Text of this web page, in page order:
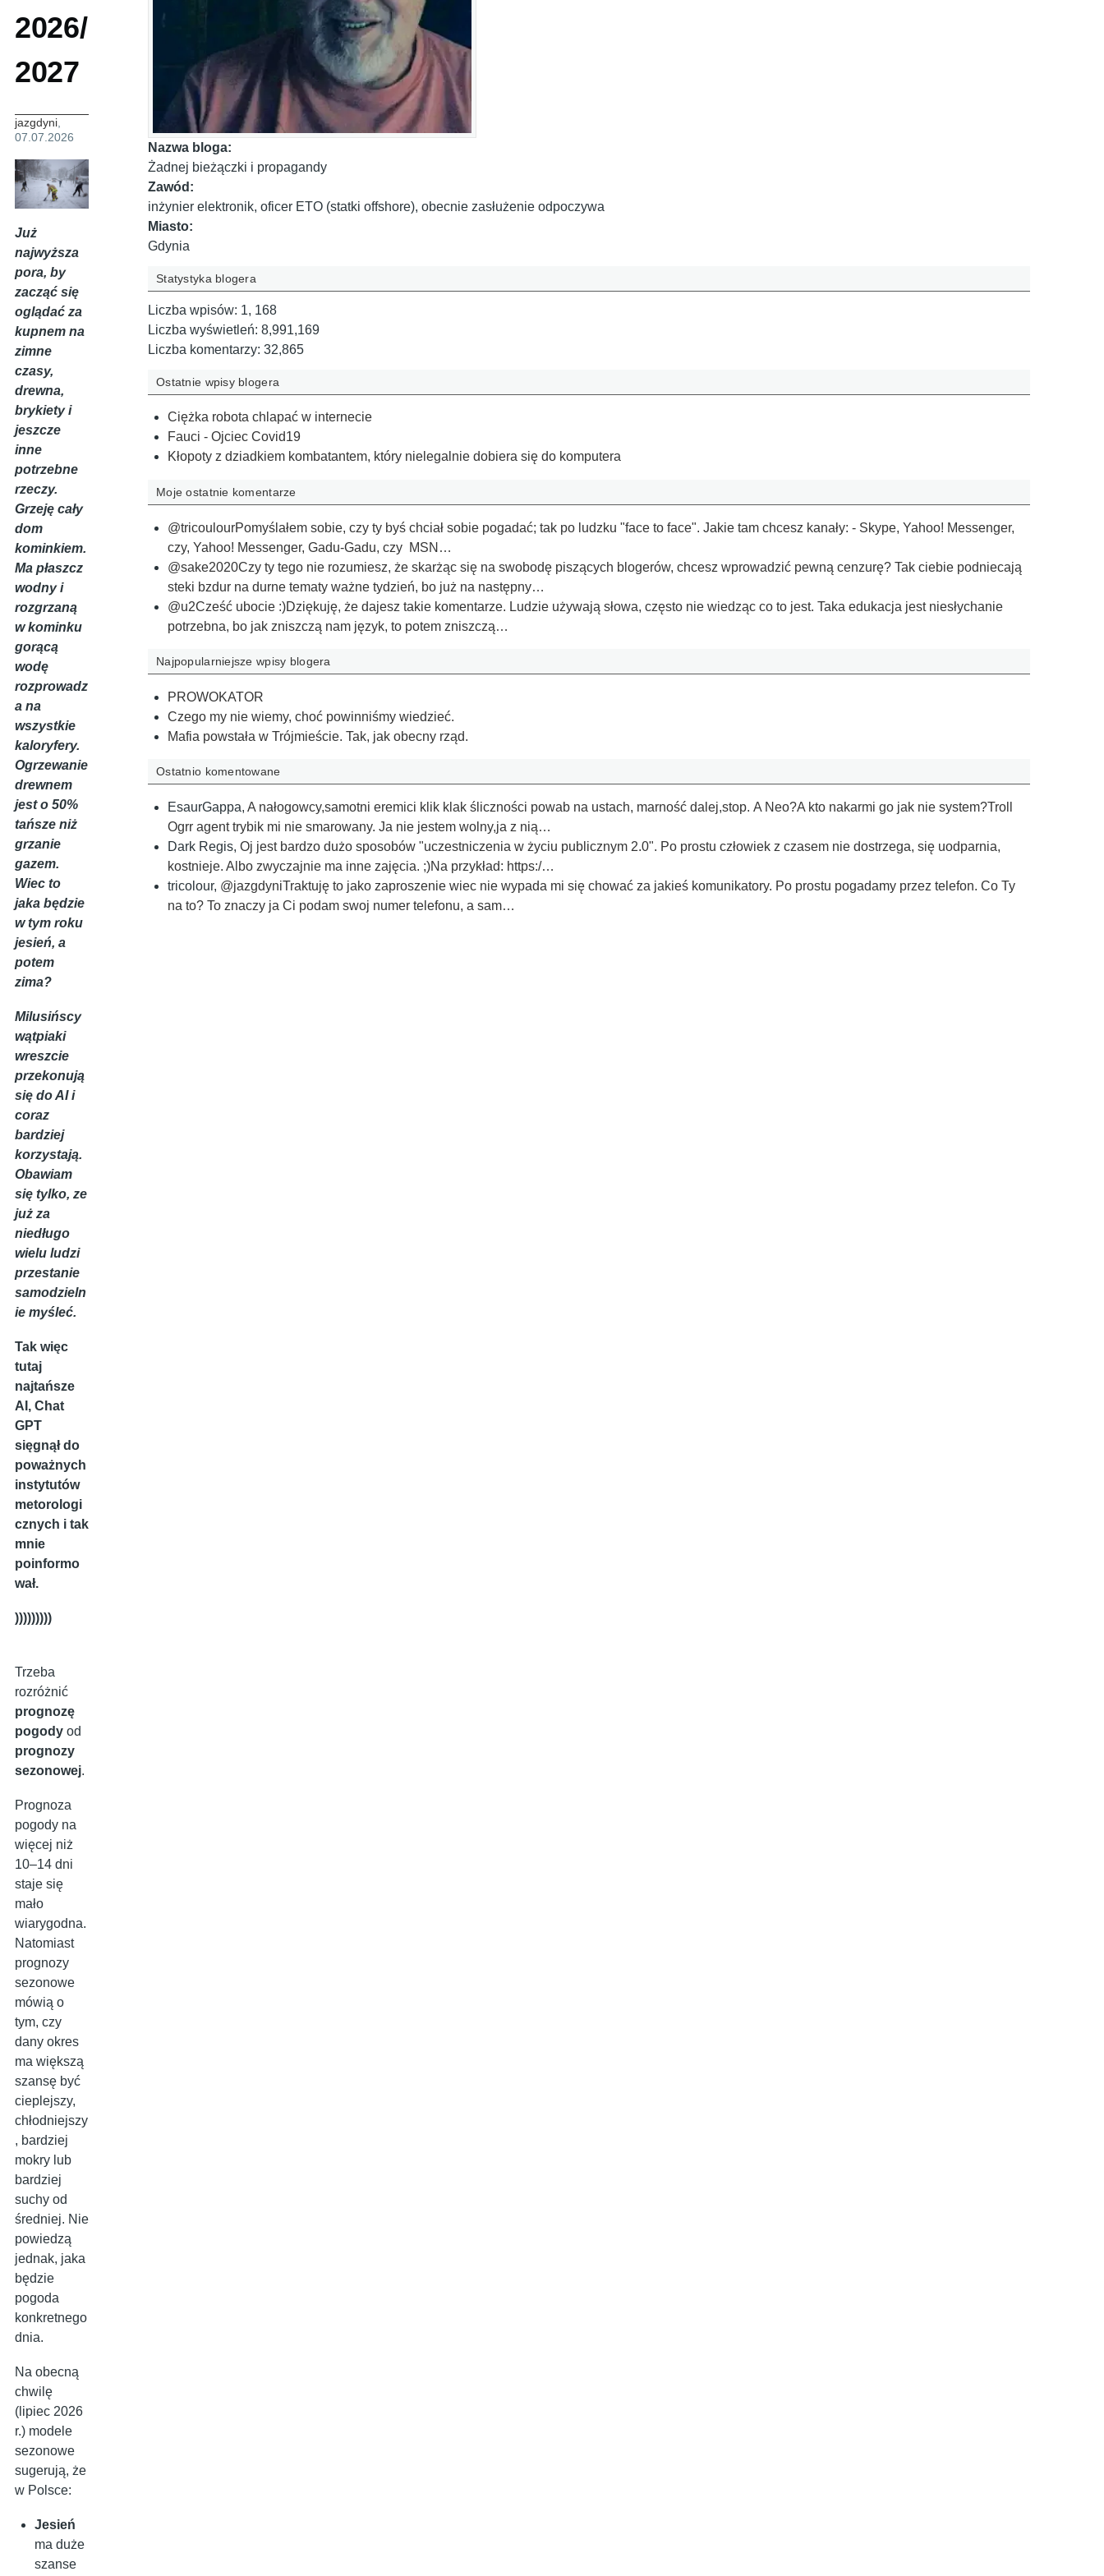
2026/
2027
jazgdyni,
07.07.2026
Już
najwyższa
pora, by
zacząć się
oglądać za
kupnem na
zimne
czasy,
drewna,
brykiety i
jeszcze
inne
potrzebne
rzeczy.
Grzeję cały
dom
kominkiem.
Ma płaszcz
wodny i
rozgrzaną
w kominku
gorącą
wodę
rozprowadz
a na
wszystkie
kaloryfery.
Ogrzewanie
drewnem
jest o 50%
tańsze niż
grzanie
gazem.
Wiec to
jaka będzie
w tym roku
jesień, a
potem
zima?
Milusińscy
wątpiaki
wreszcie
przekonują
się do AI i
coraz
bardziej
korzystają.
Obawiam
się tylko, ze
już za
niedługo
wielu ludzi
przestanie
samodzieln
ie myśleć.
Tak więc
tutaj
najtańsze
AI, Chat
GPT
sięgnął do
poważnych
instytutów
metorologi
cznych i tak
mnie
poinformo
wał.
)))))))))
Trzeba
rozróżnić
prognozę
pogody od
prognozy
sezonowej.
Prognoza
pogody na
więcej niż
10–14 dni
staje się
mało
wiarygodna.
Natomiast
prognozy
sezonowe
mówią o
tym, czy
dany okres
ma większą
szansę być
cieplejszy,
chłodniejszy
, bardziej
mokry lub
bardziej
suchy od
średniej. Nie
powiedzą
jednak, jaka
będzie
pogoda
konkretnego
dnia.
Na obecną
chwilę
(lipiec 2026
r.) modele
sezonowe
sugerują, że
w Polsce:
Jesień
ma duże
szanse
Nazwa bloga:
Żadnej bieżączki i propagandy
Zawód:
inżynier elektronik, oficer ETO (statki offshore), obecnie zasłużenie odpoczywa
Miasto:
Gdynia
Statystyka blogera
Liczba wpisów: 1, 168
Liczba wyświetleń: 8,991,169
Liczba komentarzy: 32,865
Ostatnie wpisy blogera
Ciężka robota chlapać w internecie
Fauci - Ojciec Covid19
Kłopoty z dziadkiem kombatantem, który nielegalnie dobiera się do komputera
Moje ostatnie komentarze
@tricoulourPomyślałem sobie, czy ty byś chciał sobie pogadać; tak po ludzku "face to face". Jakie tam chcesz kanały: - Skype, Yahoo! Messenger,
czy, Yahoo! Messenger, Gadu-Gadu, czy MSN…
@sake2020Czy ty tego nie rozumiesz, że skarżąc się na swobodę piszących blogerów, chcesz wprowadzić pewną cenzurę? Tak ciebie podniecają
steki bzdur na durne tematy ważne tydzień, bo już na następny…
@u2Cześć ubocie :)Dziękuję, że dajesz takie komentarze. Ludzie używają słowa, często nie wiedząc co to jest. Taka edukacja jest niesłychanie
potrzebna, bo jak zniszczą nam język, to potem zniszczą…
Najpopularniejsze wpisy blogera
PROWOKATOR
Czego my nie wiemy, choć powinniśmy wiedzieć.
Mafia powstała w Trójmieście. Tak, jak obecny rząd.
Ostatnio komentowane
EsaurGappa, A nałogowcy,samotni eremici klik klak śliczności powab na ustach, marność dalej,stop. A Neo?A kto nakarmi go jak nie system?Troll
Ogrr agent trybik mi nie smarowany. Ja nie jestem wolny,ja z nią…
Dark Regis, Oj jest bardzo dużo sposobów "uczestniczenia w życiu publicznym 2.0". Po prostu człowiek z czasem nie dostrzega, się uodparnia,
kostnieje. Albo zwyczajnie ma inne zajęcia. ;)Na przykład: https:/…
tricolour, @jazgdyniTraktuję to jako zaproszenie wiec nie wypada mi się chować za jakieś komunikatory. Po prostu pogadamy przez telefon. Co Ty
na to? To znaczy ja Ci podam swoj numer telefonu, a sam…